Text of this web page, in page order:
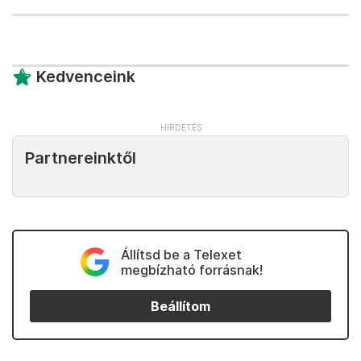
Kedvenceink
Partnereinktől
Állítsd be a Telexet
megbízható forrásnak!
Beállítom